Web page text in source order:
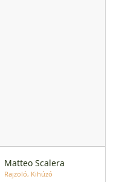
Matteo Scalera
Rajzoló Kihúzó